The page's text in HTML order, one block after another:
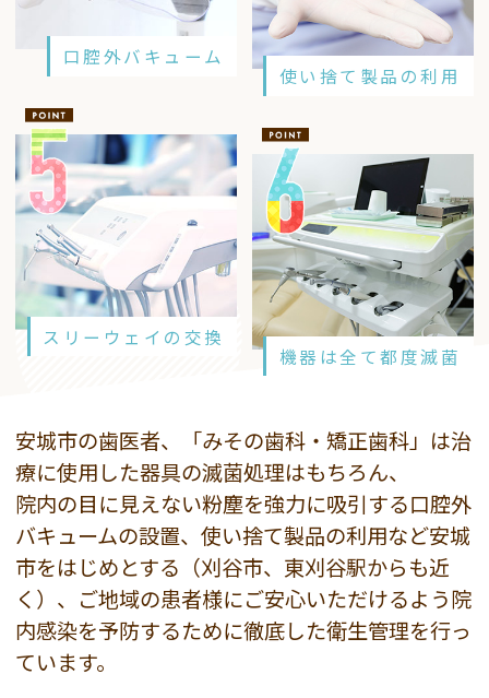
口腔外バキューム
使い捨て製品の利用
スリーウェイの交換
機器は全て都度滅菌
安城市の歯医者、「みその歯科・矯正歯科」は治
療に使用した器具の滅菌処理はもちろん、
院内の目に見えない粉塵を強力に吸引する口腔外
バキュームの設置、使い捨て製品の利用など安城
市をはじめとする（刈谷市、東刈谷駅からも近
く）、ご地域の患者様にご安心いただけるよう院
内感染を予防するために徹底した衛生管理を行っ
ています。